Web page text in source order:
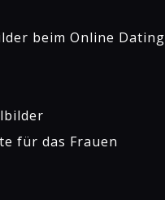
beim Online Dating
für das Frauen